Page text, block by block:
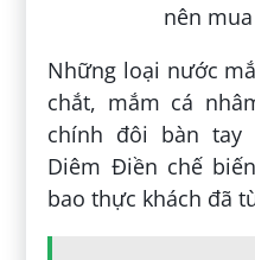
Những loại nước
chắt, mắm cá
chính đôi bàn tay
Diêm Điền chế
bao thực khách đã